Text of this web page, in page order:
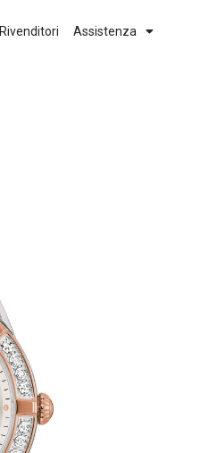
Rivenditori Assistenza